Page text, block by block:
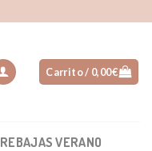
Carrito / 0,00€
REBAJAS VERANO